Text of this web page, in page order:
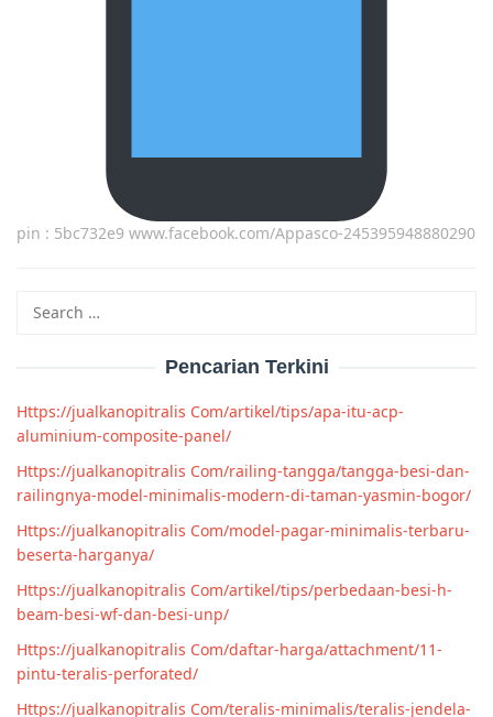
pin : 5bc732e9 www.facebook.com/Appasco-245395948880290
for:
Pencarian Terkini
Https://jualkanopitralis Com/artikel/tips/apa-itu-acp-
aluminium-composite-panel/
Https://jualkanopitralis Com/railing-tangga/tangga-besi-dan-
railingnya-model-minimalis-modern-di-taman-yasmin-bogor/
Https://jualkanopitralis Com/model-pagar-minimalis-terbaru-
beserta-harganya/
Https://jualkanopitralis Com/artikel/tips/perbedaan-besi-h-
beam-besi-wf-dan-besi-unp/
Https://jualkanopitralis Com/daftar-harga/attachment/11-
pintu-teralis-perforated/
Https://jualkanopitralis Com/teralis-minimalis/teralis-jendela-